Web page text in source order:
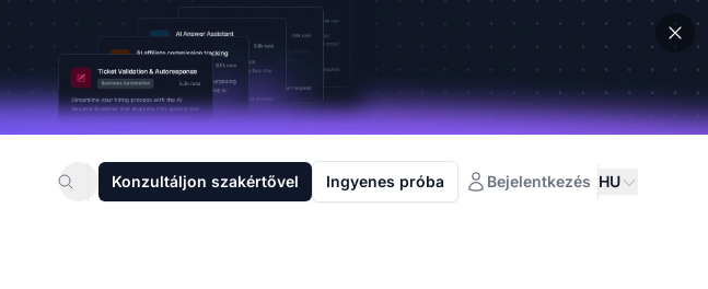
Konzultáljon szakértővel Ingyenes próba Bejelentkezés HU